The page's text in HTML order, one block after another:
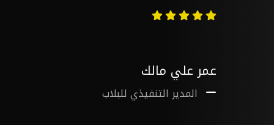
عمر علي مالك
المدير التنفيذي للبلاب